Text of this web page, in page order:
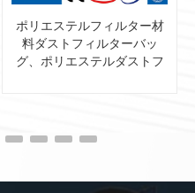
ポリエステルブレンディン
グ帯電防止 集塵システム用
フィルターバッグ